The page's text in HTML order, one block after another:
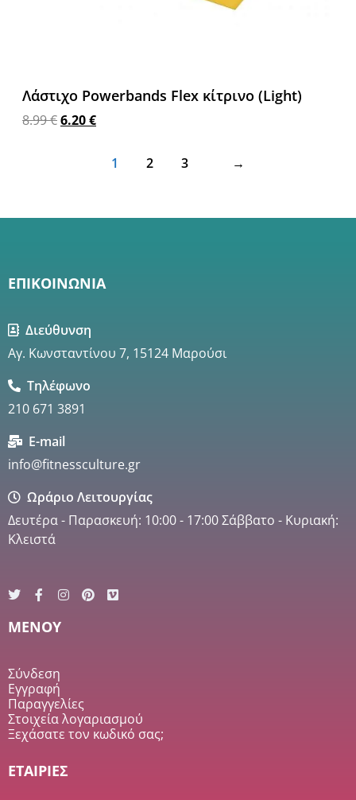
Λάστιχο Powerbands Flex κίτρινο (Light)
8.99€6.20€
1
2 3 →
ΕΠΙΚΟΙΝΩΝΙΑ
Διεύθυνση
Αγ. Κωνσταντίνου 7, 15124 Μαρούσι
Τηλέφωνο
210 671 3891
E-mail
info@fitnessculture.gr
Ωράριο Λειτουργίας
Δευτέρα - Παρασκευή: 10:00 - 17:00 Σάββατο - Κυριακή:
Κλειστά
MENOY
Σύνδεση
Εγγραφή
Παραγγελίες
Στοιχεία λογαριασμού
Ξεχάσατε τον κωδικό σας;
ΕΤΑΙΡΙΕΣ